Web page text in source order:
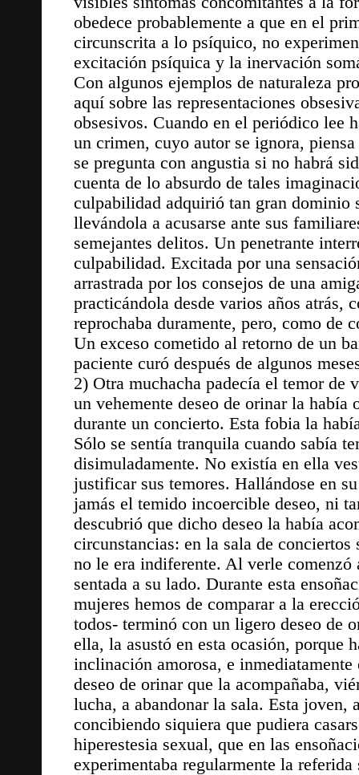
obedece probablemente a que en el
circunscrita a lo psíquico, no
excitación psíquica y la inervación
Con algunos ejemplos de naturaleza
aquí sobre las representaciones
obsesivos. Cuando en el periódico lee
un crimen, cuyo autor se ignora,
se pregunta con angustia si no habrá
cuenta de lo absurdo de tales
culpabilidad adquirió tan gran
llevándola a acusarse ante sus
semejantes delitos. Un penetrante
culpabilidad. Excitada por una
arrastrada por los consejos de una
practicándola desde varios años atrás,
reprochaba duramente, pero, como de
Un exceso cometido al retorno de un
paciente curó después de algunos
2) Otra muchacha padecía el temor de
un vehemente deseo de orinar la había
durante un concierto. Esta fobia la
Sólo se sentía tranquila cuando sabía
disimuladamente. No existía en ella
justificar sus temores. Hallándose en
jamás el temido incoercible deseo, ni
descubrió que dicho deseo la había
circunstancias: en la sala de
no le era indiferente. Al verle comenzó
sentada a su lado. Durante esta
mujeres hemos de comparar a la
todos- terminó con un ligero deseo de
ella, la asustó en esta ocasión, porque
inclinación amorosa, e
deseo de orinar que la acompañaba,
lucha, a abandonar la sala. Esta joven,
concibiendo siquiera que pudiera
hiperestesia sexual, que en las
experimentaba regularmente la